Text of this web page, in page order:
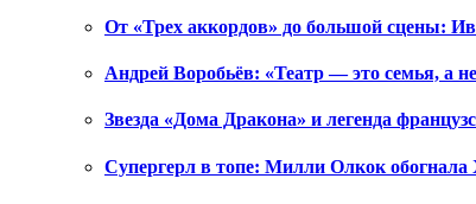
От «Трех аккордов» до большой сцены:
Андрей Воробьёв: «Театр — это семья, а
Звезда «Дома Дракона» и легенда
Супергерл в топе: Милли Олкок